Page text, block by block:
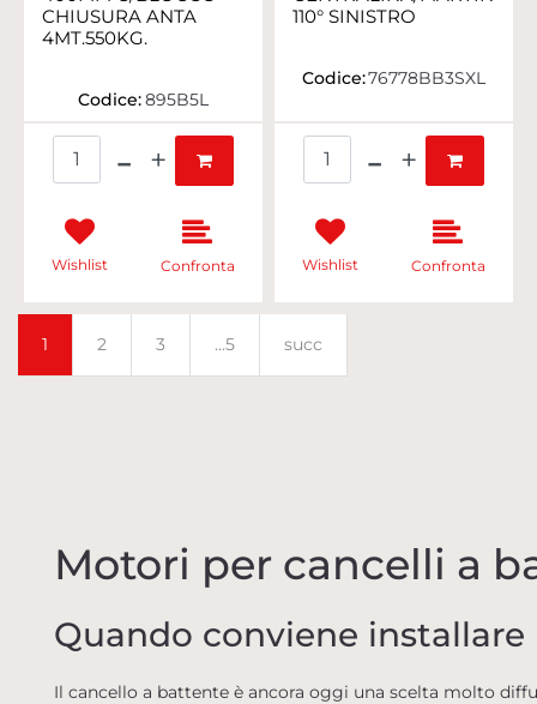
CHIUSURA ANTA
4MT.550KG.
Codice:895B5L
Wishlist Confronta
110° SINISTRO
Codice:76778BB3SXL
Wishlist Confronta
1 2 3 ...5 succ
Motori per cancelli a
Quando conviene
Il cancello a battente è ancora oggi una scelta molto